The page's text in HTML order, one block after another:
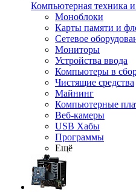
Компьютерная техника
Моноблоки
Карты памяти и
Сетевое
Мониторы
Устройства ввода
Компьютеры в
Чистящие средства
Майнинг
Компьютерные
Веб-камеры
USB Хабы
Программы
Ещё